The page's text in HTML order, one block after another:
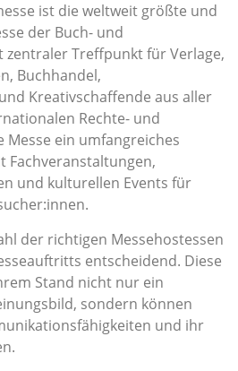
ist die weltweit größte und
der Buch- und
zentraler Treffpunkt für Verlage,
Buchhandel,
Kreativschaffende aus aller
Rechte- und
Messe ein umfangreiches
Fachveranstaltungen,
und kulturellen Events für
der richtigen Messehostessen
entscheidend. Diese
Stand nicht nur ein
sondern können
und ihr